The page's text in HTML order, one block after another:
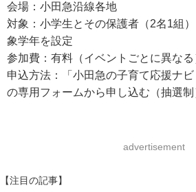
会場：小田急沿線各地
対象：小学生とその保護者（2名1組
象学年を設定
参加費：有料（イベントごとに異なる
申込方法：「小田急の子育て応援ナビ
の専用フォームから申し込む（抽選制
advertisement
【注目の記事】